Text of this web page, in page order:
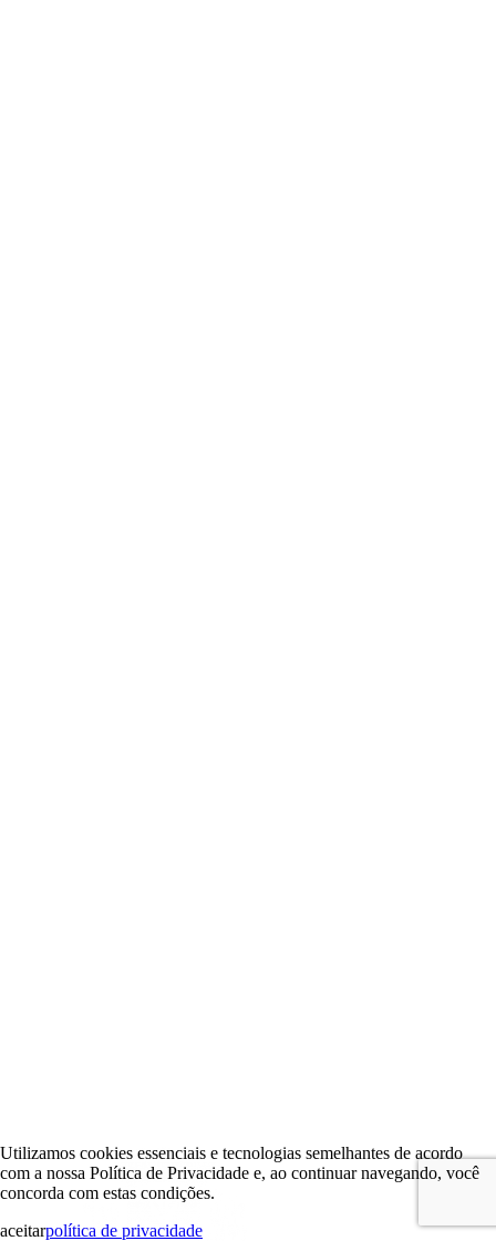
Utilizamos cookies essenciais e tecnologias semelhantes de acordo
com a nossa Política de Privacidade e, ao continuar navegando, você
concorda com estas condições.
aceitarpolítica de privacidade